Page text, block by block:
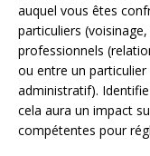
auquel vous êtes
particuliers
professionnels
ou entre un
administratif).
cela aura un impact
compétentes pour